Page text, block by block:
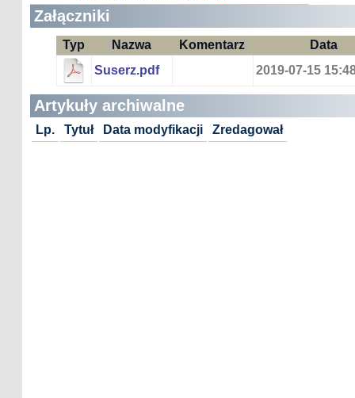
Załączniki
Typ Nazwa Komentarz
Data
Suserz.pdf
2019-07-15
Artykuły archiwalne
Lp. Tytuł Data modyfikacji Zredagował